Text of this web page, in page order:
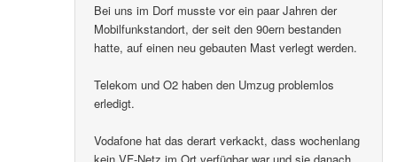
Bei uns im Dorf musste vor ein paar Jahren der
Mobilfunkstandort, der seit den 90ern bestanden
hatte, auf einen neu gebauten Mast verlegt werden.
Telekom und O2 haben den Umzug problemlos
erledigt.
Vodafone hat das derart verkackt, dass wochenlang